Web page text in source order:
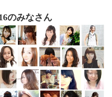
のみなさん